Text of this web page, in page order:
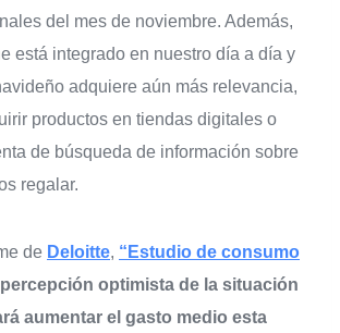
del mes de noviembre. Además,
está integrado en nuestro día a día y
adquiere aún más relevancia,
productos en tiendas digitales o
de búsqueda de información sobre
regalar.
de Deloitte, “Estudio de consumo
percepción optimista de la situación
aumentar el gasto medio esta